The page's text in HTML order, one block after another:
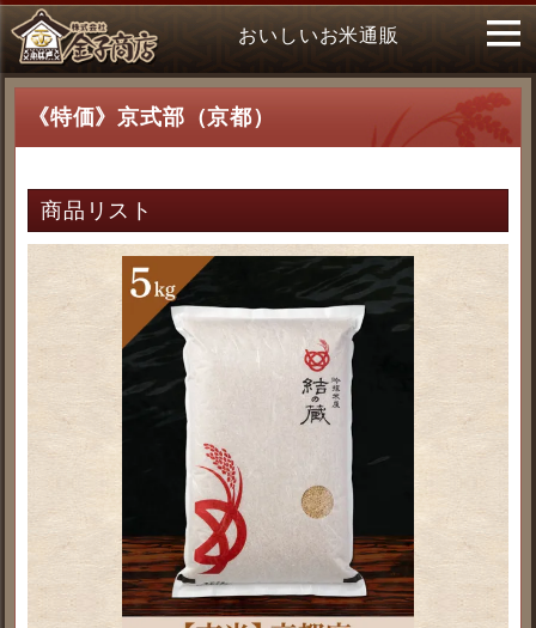
おいしいお米通販
《特価》京式部（京都）
商品リスト